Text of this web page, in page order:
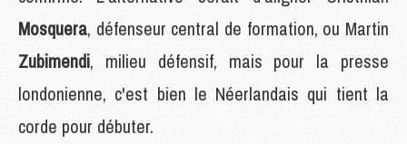
Mosquera, défenseur central de formation, ou Martin
Zubimendi, milieu défensif, mais pour la presse
londonienne, c'est bien le Néerlandais qui tient la
corde pour débuter.